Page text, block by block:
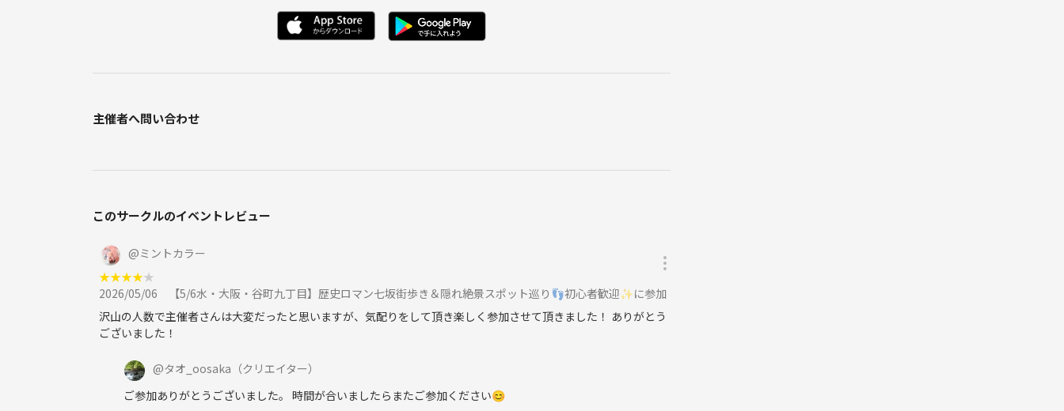
主催者へ問い合わせ
このサークルのイベントレビュー
@ミントカラー
★★★★★
2026/05/06
【5/6水・大阪・谷町九丁目】歴史ロマン七坂街歩き＆隠れ絶景スポット巡り👣初心者歓迎✨に参加
沢山の人数で主催者さんは大変だったと思いますが、気配りをして頂き楽しく参加させて頂きました！ ありがとう
ございました！
@タオ_oosaka （クリエイター）
ご参加ありがとうございました。 時間が合いましたらまたご参加ください😊